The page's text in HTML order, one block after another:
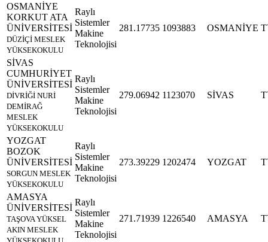
OSMANİYE
KORKUT ATA
ÜNİVERSİTESİ
DÜZİÇİ MESLEK
YÜKSEKOKULU
Raylı
Sistemler
Makine
Teknolojisi
281.17735 1093883 OSMANİYE
SİVAS
CUMHURİYET
ÜNİVERSİTESİ
DİVRİĞİ NURİ
DEMİRAĞ
MESLEK
YÜKSEKOKULU
Raylı
Sistemler
Makine
Teknolojisi
279.06942 1123070 SİVAS
YOZGAT
BOZOK
ÜNİVERSİTESİ
SORGUN MESLEK
YÜKSEKOKULU
Raylı
Sistemler
Makine
Teknolojisi
273.39229 1202474 YOZGAT
AMASYA
ÜNİVERSİTESİ
TAŞOVA YÜKSEL
AKIN MESLEK
Raylı
Sistemler
Makine
Teknolojisi
271.71939 1226540 AMASYA